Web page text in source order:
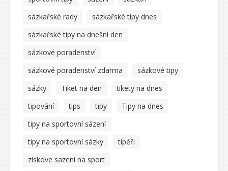
sázkařské rady
sázkařské tipy dnes
sázkařské tipy na dnešní den
sázkové poradenství
sázkové poradenství zdarma
sázkové tipy
sázky
Tiket na den
tikety na dnes
tipování
tips tipy
Tipy na dnes
tipy na sportovní sázení
tipy na sportovní sázky
tipéři
ziskove sazeni na sport